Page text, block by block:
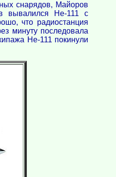
снарядов, Майоров
вывалился Не-111 с
что радиостанция
минуту последовала
Не-111 покинули